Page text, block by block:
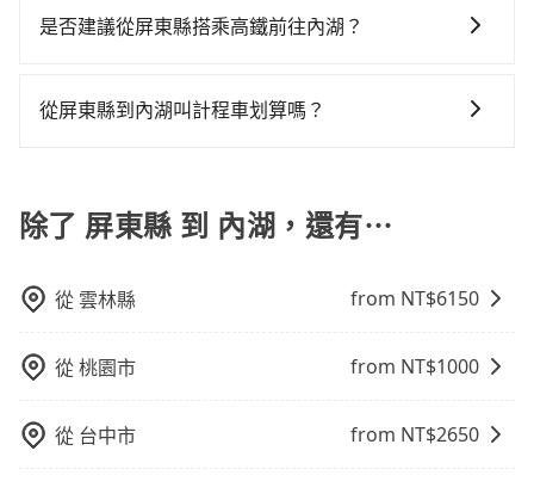
以前完成預約，越早下訂價格越低價，如臨時需要，前
叫車、機場接送、定期洗腎、包月上下班，或者任何跨
編，在結帳時可以受理，並於乘車後一週內寄出電子收
在車上休息，那在屏東縣恆春鎮有約10間租車車行，比
Tiida，一天租金約$1,500，九人座如Hyundai Starex
里程限定200~400公里，超過還會額外加收100~2,000
租乙還的服務，假設你當天就往返屏東縣（恆春鎮）與
內湖，預計的小轎車花費為$5,000或九人座$8,000。當
往，隔天或多天後才需返回，租車就非常不方便。再
須配合車行營業時間做租還動作，另外承租過程繁瑣，
租還通常需額外花費30分鐘做簽約與車體檢查，甚至還
是否建議從屏東縣搭乘高鐵前往內湖？
叫計程車前往高鐵站！從最早05:50一直到22:10，左營-
票並於月台排隊的時間約20分鐘，再乘坐105~145分鐘
（平均125分）的高鐵從左營站前往南港高鐵站，每人票
車，搭上小黃後約花15分鐘、車費200元後，抵達台北
假設2位同行，高鐵加轉乘之平均每人花費為3,430元。
的密度為雙北的0.3%，換句話說，臨時要叫小黃的難度
是雙北大城市的300倍。縱使幸運攔到一輛小黃了，屏東
從屏東縣到內湖叫計程車划算嗎？
7,910~11,900元間，但如改預約tripool可省高達
$5,800。但如果你無法提前預約，或偏好臨時叫車，那
北的0.3%，也就是說要臨時叫到小黃的難度是台北或新
費，約有29%會採現場議價，建議最好先上網預約，以
免當場被坑受騙。綜合以上，無論在價格或服務品質
上，tripool都是你從屏東縣到內湖的最佳選擇。
除了 屏東縣 到 內湖，還有⋯
從雲林縣 from NT$6150
從桃園市 from NT$1000
從 台中市 from NT$2650